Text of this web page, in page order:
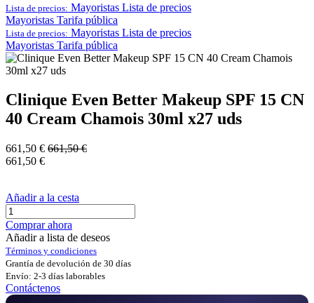
Lista de precios: Mayoristas Lista de precios
Mayoristas Tarifa pública
Lista de precios: Mayoristas Lista de precios
Mayoristas Tarifa pública
Clinique Even Better Makeup SPF 15 CN
40 Cream Chamois 30ml x27 uds
661,50 € 661,50€
661,50 €
Añadir a la cesta
Comprar ahora
Añadir a lista de deseos
Términos y condiciones
Grantía de devolución de 30 días
Envío: 2-3 días laborables
Contáctenos